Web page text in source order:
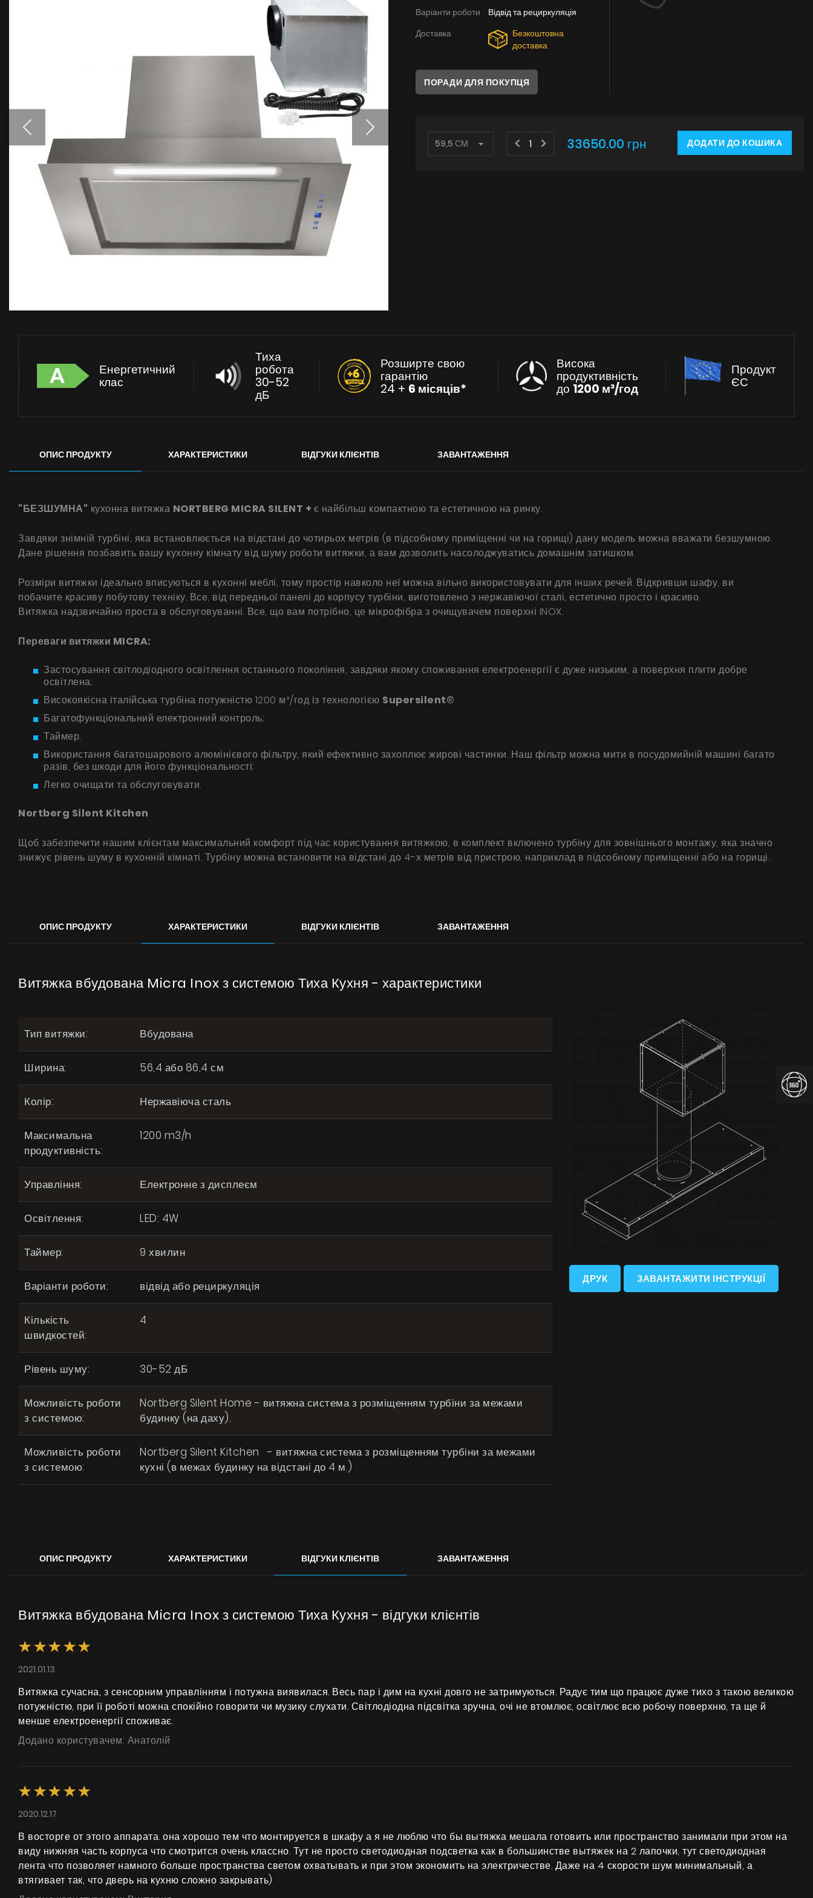
Про нас
Віртуальний салон
Акції
Контакти
Варіанти роботи
Відвід та рециркуляція
Доставка
Безкоштовна
доставка
ПОРАДИ ДЛЯ ПОКУПЦЯ
33650.00 грн ДОДАТИ ДО КОШИКА
Енергетичний
клас
Тиха
робота
30-52
дБ
Розширте свою
гарантію
24 + 6 місяців*
Висока
продуктивність
до 1200 м³/год
Продукт
ЄС
ОПИС ПРОДУКТУ ХАРАКТЕРИСТИКИ ВІДГУКИ КЛІЄНТІВ ЗАВАНТАЖЕННЯ
"БЕЗШУМНА" кухонна витяжка NORTBERG MICRA SILENT + є найбільш компактною та естетичною на ринку.
Завдяки знімній турбіні, яка встановлюється на відстані до чотирьох метрів (в підсобному приміщенні чи на горищі) дану модель можна вважати безшумною.
Дане рішення позбавить вашу кухонну кімнату від шуму роботи витяжки, а вам дозволить насолоджуватись домашнім затишком.
Розміри витяжки ідеально вписуються в кухонні меблі, тому простір навколо неї можна вільно використовувати для інших речей. Відкривши шафу, ви
побачите красиву побутову техніку. Все, від передньої панелі до корпусу турбіни, виготовлено з нержавіючої сталі, естетично просто і красиво.
Витяжка надзвичайно проста в обслуговуванні. Все, що вам потрібно, це мікрофібра з очищувачем поверхні INOX.
Переваги витяжки MICRA:
Застосування світлодіодного освітлення останнього покоління, завдяки якому споживання електроенергії є дуже низьким, а поверхня плити добре
освітлена;
Високоякісна італійська турбіна потужністю 1200 м³/год із технологією Supersilent®
Багатофункціональний електронний контроль;
Таймер;
Використання багатошарового алюмінієвого фільтру, який ефективно захоплює жирові частинки. Наш фільтр можна мити в посудомийній машині багато
разів, без шкоди для його функціональності;
Легко очищати та обслуговувати.
Nortberg Silent Kitchen
Щоб забезпечити нашим клієнтам максимальний комфорт під час користування витяжкою, в комплект включено турбіну для зовнішнього монтажу, яка значно
знижує рівень шуму в кухонній кімнаті. Турбіну можна встановити на відстані до 4-х метрів від пристрою, наприклад в підсобному приміщенні або на горищі.
ОПИС ПРОДУКТУ ХАРАКТЕРИСТИКИ ВІДГУКИ КЛІЄНТІВ ЗАВАНТАЖЕННЯ
Витяжка вбудована Micra Inox з системою Тиха Кухня - характеристики
Тип витяжки: Вбудована
Ширина: 56,4 або 86,4 см
Колір: Нержавіюча сталь
Максимальна
продуктивність:
1200 m3/h
Управління: Електронне з дисплеєм
Освітлення: LED: 4W
Таймер: 9 хвилин
Варіанти роботи: відвід або рециркуляція
Кількість
швидкостей:
4
Рівень шуму: 30-52 дБ
Можливість роботи
з системою:
Nortberg Silent Home - витяжна система з розміщенням турбіни за межами
будинку (на даху).
Можливість роботи
з системою:
Nortberg Silent Kitchen - витяжна система з розміщенням турбіни за межами
кухні (в межах будинку на відстані до 4 м.)
ДРУК ЗАВАНТАЖИТИ ІНСТРУКЦІЇ
ОПИС ПРОДУКТУ ХАРАКТЕРИСТИКИ ВІДГУКИ КЛІЄНТІВ ЗАВАНТАЖЕННЯ
Витяжка вбудована Micra Inox з системою Тиха Кухня - відгуки клієнтів
2021.01.13
Витяжка сучасна, з сенсорним управлінням і потужна виявилася. Весь пар і дим на кухні довго не затримуються. Радує тим що працює дуже тихо з такою великою
потужністю, при її роботі можна спокійно говорити чи музику слухати. Світлодіодна підсвітка зручна, очі не втомлює, освітлює всю робочу поверхню, та ще й
менше електроенергії споживає.
Додано користувачем: Анатолій
2020.12.17
В восторге от этого аппарата. она хорошо тем что монтируется в шкафу а я не люблю что бы вытяжка мешала готовить или пространство занимали при этом на
виду нижняя часть корпуса что смотрится очень классно. Тут не просто светодиодная подсветка как в большинстве вытяжек на 2 лапочки, тут светодиодная
лента что позволяет намного больше пространства светом охватывать и при этом экономить на электричестве. Даже на 4 скорости шум минимальный, а
втягивает так, что дверь на кухню сложно закрывать)